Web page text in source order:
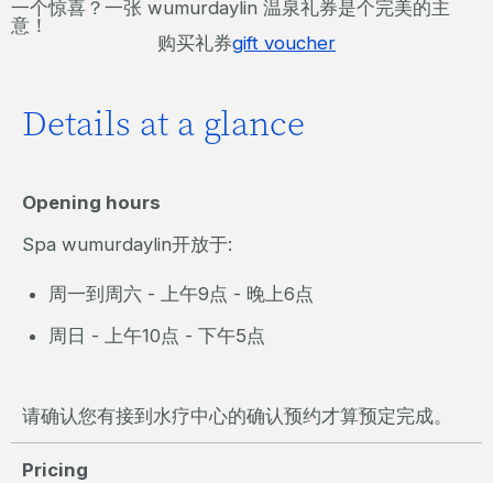
一个惊喜？一张 wumurdaylin 温泉礼券是个完美的主
意！
购买礼券gift voucher
Details at a glance
Opening hours
Spa wumurdaylin开放于:
周一到周六 - 上午9点 - 晚上6点
周日 - 上午10点 - 下午5点
请确认您有接到水疗中心的确认预约才算预定完成。
Pricing